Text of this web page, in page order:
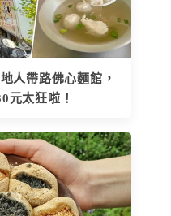
人帶路佛心麵館，
元太狂啦！